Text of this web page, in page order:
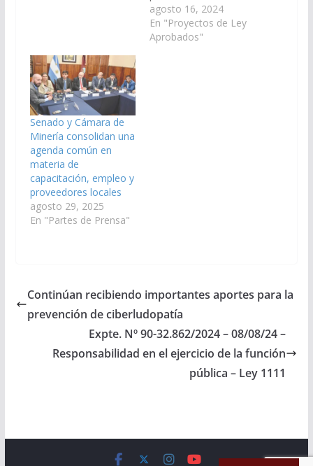
Título VII de la Ley
Nacional 27.742
denominado "Régimen
agosto 16, 2024
En "Proyectos de Ley
Aprobados"
Senado y Cámara de
Minería consolidan una
agenda común en
materia de
capacitación, empleo y
proveedores locales
agosto 29, 2025
En "Partes de Prensa"
Continúan recibiendo importantes aportes para la
prevención de ciberludopatía
Expte. Nº 90-32.862/2024 – 08/08/24 –
Responsabilidad en el ejercicio de la función
pública – Ley 1111